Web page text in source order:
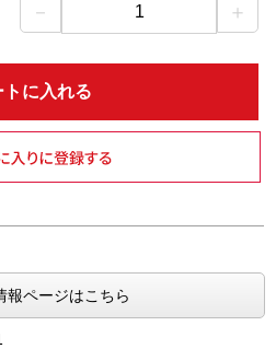
－ 1 ＋
トに入れる
報ページはこちら